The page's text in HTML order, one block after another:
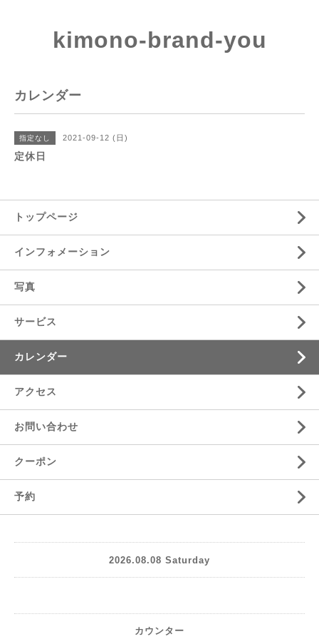
kimono-brand-you
カレンダー
指定なし 2021-09-12 (日)
定休日
トップページ
インフォメーション
写真
サービス
カレンダー
アクセス
お問い合わせ
クーポン
予約
2026.08.08 Saturday
カウンター